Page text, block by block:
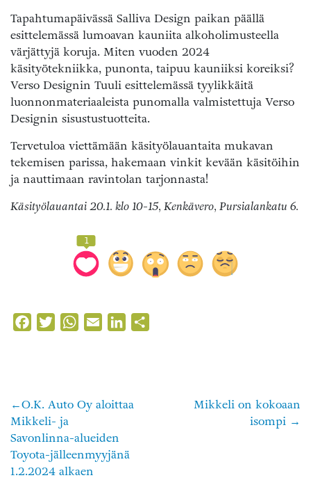
Tapahtumapäivässä Salliva Design paikan päällä
esittelemässä lumoavan kauniita alkoholimusteella
värjättyjä koruja. Miten vuoden 2024
käsityötekniikka, punonta, taipuu kauniiksi koreiksi?
Verso Designin Tuuli esittelemässä tyylikkäitä
luonnonmateriaaleista punomalla valmistettuja Verso
Designin sisustustuotteita.
Tervetuloa viettämään käsityölauantaita mukavan
tekemisen parissa, hakemaan vinkit kevään käsitöihin
ja nauttimaan ravintolan tarjonnasta!
Käsityölauantai 20.1. klo 10-15, Kenkävero, Pursialankatu 6.
1
FacebookTwitterWhatsApp
Email LinkedIn
Artikkelien
selaus
O.K. Auto Oy aloittaa
Mikkeli- ja
Savonlinna-alueiden
Toyota-jälleenmyyjänä
1.2.2024 alkaen
Mikkeli on kokoaan
isompi